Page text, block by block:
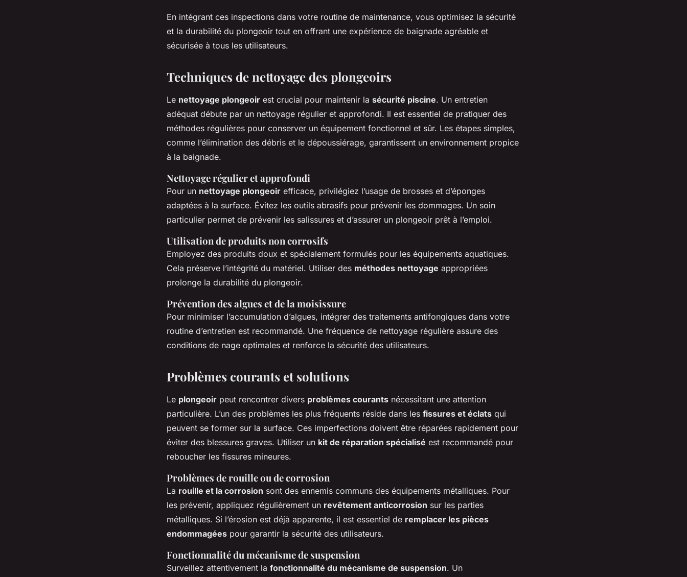
En intégrant ces inspections dans votre routine de maintenance, vous optimisez la sécurité
et la durabilité du plongeoir tout en offrant une expérience de baignade agréable et
sécurisée à tous les utilisateurs.
Techniques de nettoyage des plongeoirs
Le nettoyage plongeoir est crucial pour maintenir la sécurité piscine. Un entretien
adéquat débute par un nettoyage régulier et approfondi. Il est essentiel de pratiquer des
méthodes régulières pour conserver un équipement fonctionnel et sûr. Les étapes simples,
comme l’élimination des débris et le dépoussiérage, garantissent un environnement propice
à la baignade.
Nettoyage régulier et approfondi
Pour un nettoyage plongeoir efficace, privilégiez l’usage de brosses et d’éponges
adaptées à la surface. Évitez les outils abrasifs pour prévenir les dommages. Un soin
particulier permet de prévenir les salissures et d’assurer un plongeoir prêt à l’emploi.
Utilisation de produits non corrosifs
Employez des produits doux et spécialement formulés pour les équipements aquatiques.
Cela préserve l’intégrité du matériel. Utiliser des méthodes nettoyage appropriées
prolonge la durabilité du plongeoir.
Prévention des algues et de la moisissure
Pour minimiser l’accumulation d’algues, intégrer des traitements antifongiques dans votre
routine d’entretien est recommandé. Une fréquence de nettoyage régulière assure des
conditions de nage optimales et renforce la sécurité des utilisateurs.
Problèmes courants et solutions
Le plongeoir peut rencontrer divers problèmes courants nécessitant une attention
particulière. L’un des problèmes les plus fréquents réside dans les fissures et éclats qui
peuvent se former sur la surface. Ces imperfections doivent être réparées rapidement pour
éviter des blessures graves. Utiliser un kit de réparation spécialisé est recommandé pour
reboucher les fissures mineures.
Problèmes de rouille ou de corrosion
La rouille et la corrosion sont des ennemis communs des équipements métalliques. Pour
les prévenir, appliquez régulièrement un revêtement anticorrosion sur les parties
métalliques. Si l’érosion est déjà apparente, il est essentiel de remplacer les pièces
endommagées pour garantir la sécurité des utilisateurs.
Fonctionnalité du mécanisme de suspension
Surveillez attentivement la fonctionnalité du mécanisme de suspension. Un